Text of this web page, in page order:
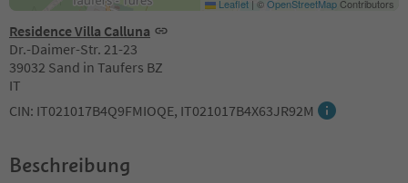
Residence Villa Calluna
Dr.-Daimer-Str. 21-23
39032 Sand in Taufers BZ
IT
CIN: IT021017B4Q9FMIOQE, IT021017B4X63JR92M
Leaflet | ©OpenStreetMapContributors
Beschreibung